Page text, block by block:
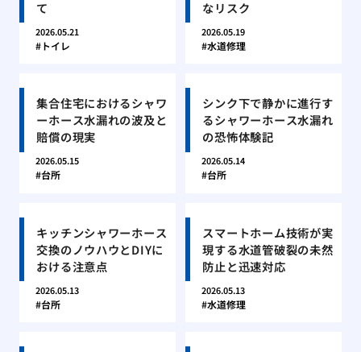
て
2026.05.21
トイレ
なリスク
2026.05.19
水道修理
集合住宅におけるシャワ
ーホース水漏れの波及と
賠償の現実
2026.05.15
台所
シンク下で静かに進行す
るシャワーホース水漏れ
の恐怖体験記
2026.05.14
台所
キッチンシャワーホース
交換のノウハウとDIYに
おける注意点
2026.05.13
台所
スマートホーム技術が実
現する水道管破裂の未然
防止と迅速対応
2026.05.13
水道修理